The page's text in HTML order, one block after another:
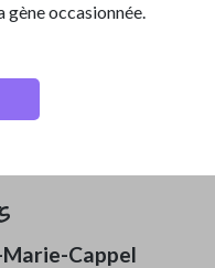
gène occasionnée.
Cappel